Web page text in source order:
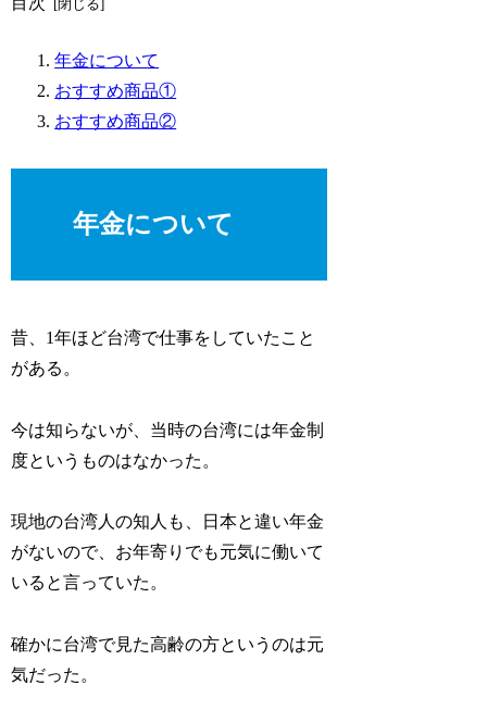
年金について
おすすめ商品①
おすすめ商品②
年金について
昔、1年ほど台湾で仕事をしていたこと
がある。
今は知らないが、当時の台湾には年金制
度というものはなかった。
現地の台湾人の知人も、日本と違い年金
がないので、お年寄りでも元気に働いて
いると言っていた。
確かに台湾で見た高齢の方というのは元
気だった。